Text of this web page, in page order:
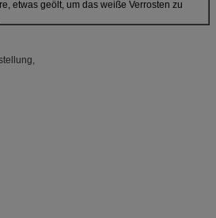
etwas geölt, um das weiße Verrosten zu